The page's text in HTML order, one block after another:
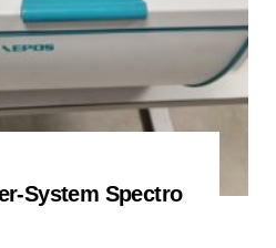
System Spectro